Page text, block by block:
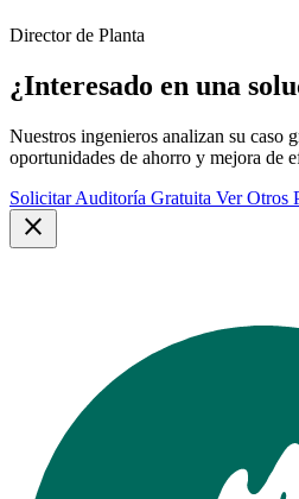
Director de Planta
¿Interesado en una
Nuestros ingenieros analizan su caso
oportunidades de ahorro y mejora de
Solicitar Auditoría Gratuita Ver Otros
close